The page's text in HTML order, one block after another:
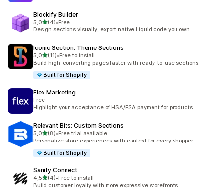
Blockify Builder
5,0av 5 stjerner
(4)
Totalt 4 omtaler
•Free
Design sections visually, export native Liquid code you own
Iconic Section: Theme Sections
5,0av 5 stjerner
(11)
Totalt 11 omtaler
•Free to install
Build high-converting pages faster with ready-to-use sections.
Built for Shopify
Flex Marketing
Free
Highlight your acceptance of HSA/FSA payment for products
Relevant Bits: Custom Sections
5,0av 5 stjerner
(8)
Totalt 8 omtaler
•Free trial available
Personalize store experiences with context for every shopper
Built for Shopify
Sanity Connect
4,5av 5 stjerner
(4)
Totalt 4 omtaler
•Free to install
Build customer loyalty with more expressive storefronts